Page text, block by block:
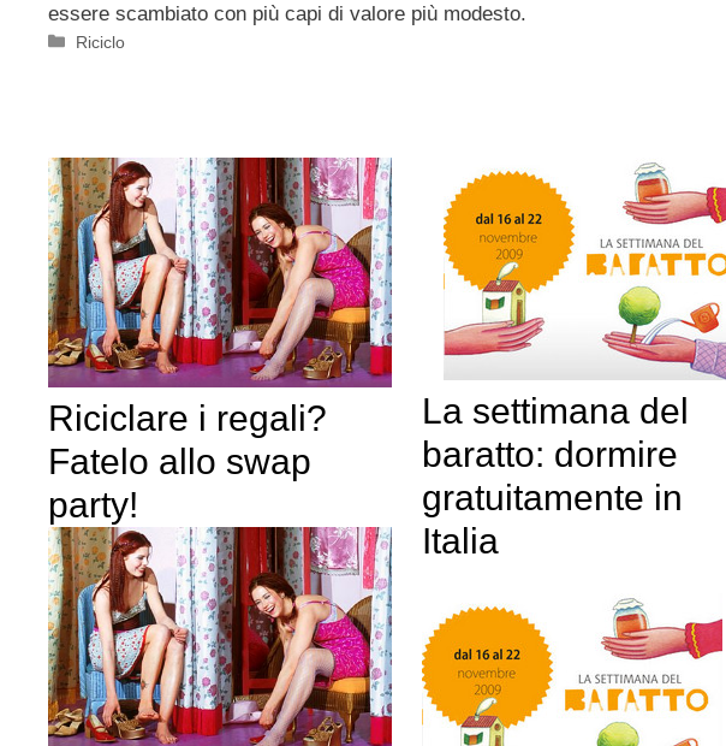
essere scambiato con più capi di valore più modesto.
Categorie
Riciclo
Riciclare i regali?
Fatelo allo swap
party!
La settimana del
baratto: dormire
gratuitamente in
Italia